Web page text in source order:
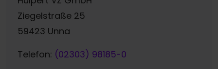
Ziegelstraße 25
59423 Unna
Telefon: (02303) 98185-0